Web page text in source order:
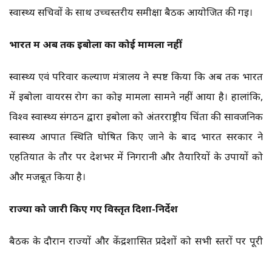
स्वास्थ्य सचिवों के साथ उच्चस्तरीय समीक्षा बैठक आयोजित की गई।
भारत में अब तक इबोला का कोई मामला नहीं
स्वास्थ्य एवं परिवार कल्याण मंत्रालय ने स्पष्ट किया कि अब तक भारत
में इबोला वायरस रोग का कोई मामला सामने नहीं आया है। हालांकि,
विश्व स्वास्थ्य संगठन द्वारा इबोला को अंतरराष्ट्रीय चिंता की सार्वजनिक
स्वास्थ्य आपात स्थिति घोषित किए जाने के बाद भारत सरकार ने
एहतियात के तौर पर देशभर में निगरानी और तैयारियों के उपायों को
और मजबूत किया है।
राज्यों को जारी किए गए विस्तृत दिशा-निर्देश
बैठक के दौरान राज्यों और केंद्रशासित प्रदेशों को सभी स्तरों पर पूरी